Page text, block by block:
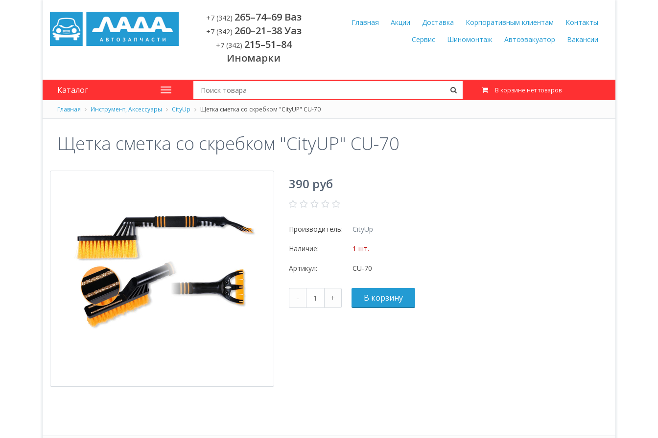
Главная Акции Доставка Корпоративным клиентам
Контакты
Сервис
Шиномонтаж Автоэвакуатор Вакансии
+7 (342) 265–74–69 Ваз
+7 (342) 260–21–38 Уаз
+7 (342) 215–51–84
Иномарки
Каталог В корзине нет товаров
Главная Инструмент, Аксессуары CityUp Щетка сметка со скребком "CityUP" CU-70
Щетка сметка со скребком "CityUP" CU-70
390 руб
Производитель: CityUp
Наличие: 1 шт.
Артикул: CU-70